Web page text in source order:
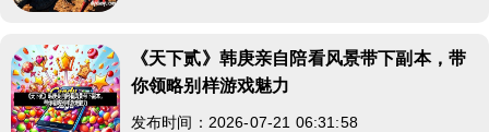
《天下贰》韩庚亲自陪看风景带下副本，带
你领略别样游戏魅力
发布时间：2026-07-21 06:31:58